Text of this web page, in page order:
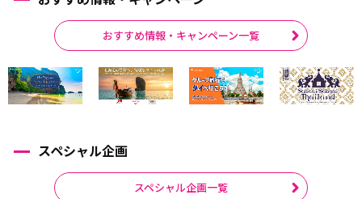
おすすめ情報・キャンペーン一覧
スペシャル企画
スペシャル企画一覧